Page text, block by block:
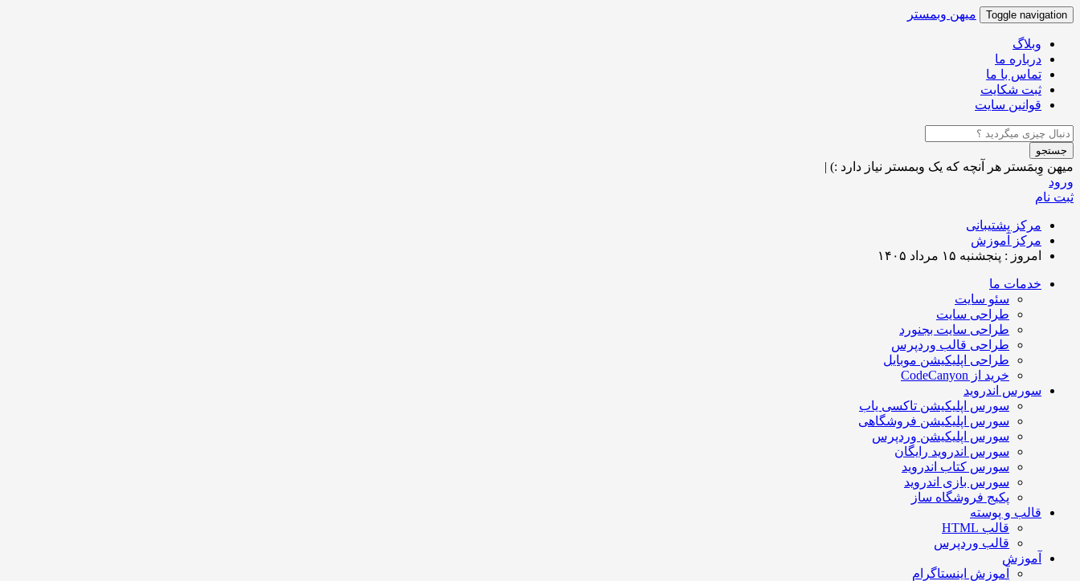
Toggle navigation میهن وبمستر
وبلاگ
درباره ما
تماس با ما
ثبت شکایت
قوانین سایت
جستجو
میهن وِبمَستر هر آنچه که یک وبمستر نیاز دارد :) |
ورود
ثبت نام
مرکز پشتیبانی
مرکز آموزش
امروز : پنجشنبه ۱۵ مرداد ۱۴۰۵
خدمات ما
سئو سایت
طراحی سایت
طراحی سایت بجنورد
طراحی قالب وردپرس
طراحی اپلیکیشن موبایل
خرید از CodeCanyon
سورس اندروید
سورس اپلیکیشن تاکسی یاب
سورس اپلیکیشن فروشگاهی
سورس اپلیکیشن وردپرس
سورس اندروید رایگان
سورس کتاب اندروید
سورس بازی اندروید
پکیج فروشگاه ساز
قالب و پوسته
قالب HTML
قالب وردپرس
آموزش
آموزش اینستاگرام